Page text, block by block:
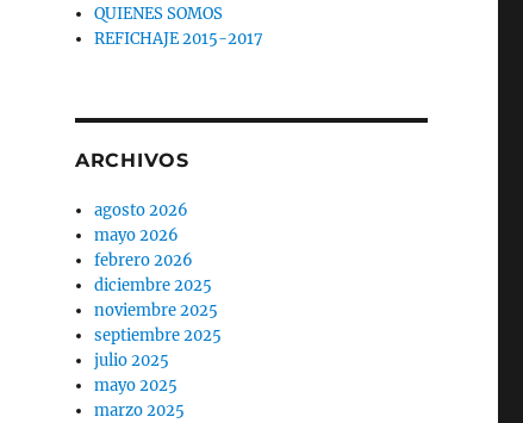
QUIENES SOMOS
REFICHAJE 2015-2017
ARCHIVOS
agosto 2026
mayo 2026
febrero 2026
diciembre 2025
noviembre 2025
septiembre 2025
julio 2025
mayo 2025
marzo 2025